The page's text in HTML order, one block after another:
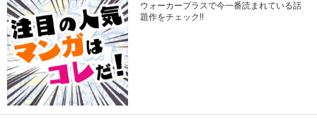
ウォーカープラスで今一番読まれている話
題作をチェック!!